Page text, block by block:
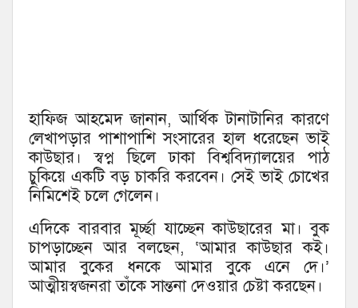
হাফিজ আহমেদ জানান, আর্থিক টানাটানির কারণে
লেখাপড়ার পাশাপাশি সংসারের হাল ধরেছেন ভাই
কাউছার। স্বপ্ন ছিলে ঢাকা বিশ্ববিদ্যালয়ের পাঠ
চুকিয়ে একটি বড় চাকরি করবেন। সেই ভাই চোখের
নিমিশেই চলে গেলেন।
এদিকে বারবার মূর্চ্ছা যাচ্ছেন কাউছারের মা। বুক
চাপড়াচ্ছেন আর বলছেন, ‘আমার কাউছার কই।
আমার বুকের ধনকে আমার বুকে এনে দে।’
আত্মীয়স্বজনরা তাঁকে সান্তনা দেওয়ার চেষ্টা করছেন।